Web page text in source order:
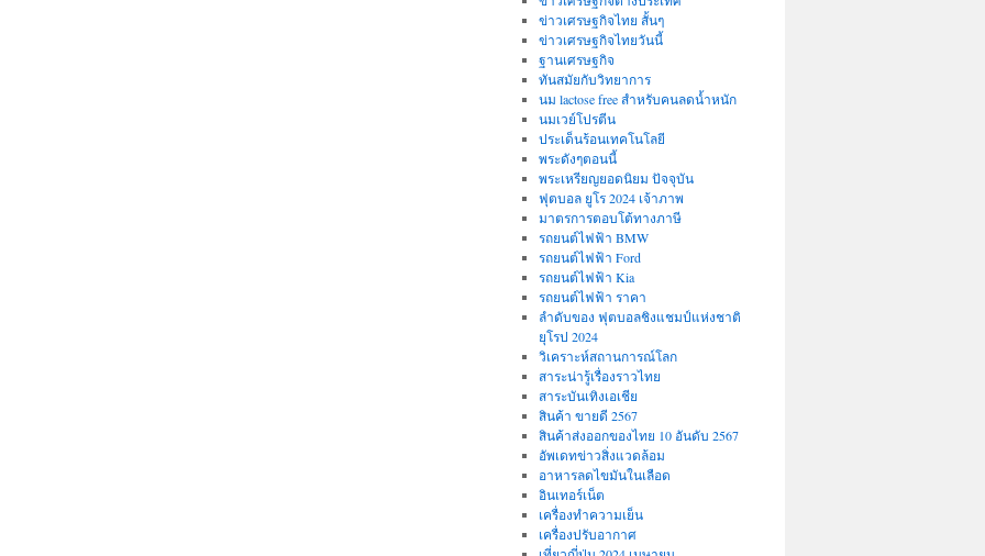
ข่าวเศรษฐกิจไทย สั้นๆ
ข่าวเศรษฐกิจไทยวันนี้
ฐานเศรษฐกิจ
ทันสมัยกับวิทยาการ
นม lactose free สำหรับคนลดน้ำหนัก
นมเวย์โปรตีน
ประเด็นร้อนเทคโนโลยี
พระดังๆตอนนี้
พระเหรียญยอดนิยม ปัจจุบัน
ฟุตบอล ยูโร 2024 เจ้าภาพ
มาตรการตอบโต้ทางภาษี
รถยนต์ไฟฟ้า BMW
รถยนต์ไฟฟ้า Ford
รถยนต์ไฟฟ้า Kia
รถยนต์ไฟฟ้า ราคา
ลำดับของ ฟุตบอลชิงแชมป์แห่งชาติ
ยุโรป 2024
วิเคราะห์สถานการณ์โลก
สาระน่ารู้เรื่องราวไทย
สาระบันเทิงเอเชีย
สินค้า ขายดี 2567
สินค้าส่งออกของไทย 10 อันดับ 2567
อัพเดทข่าวสิ่งแวดล้อม
อาหารลดไขมันในเลือด
อินเทอร์เน็ต
เครื่องทำความเย็น
เครื่องปรับอากาศ